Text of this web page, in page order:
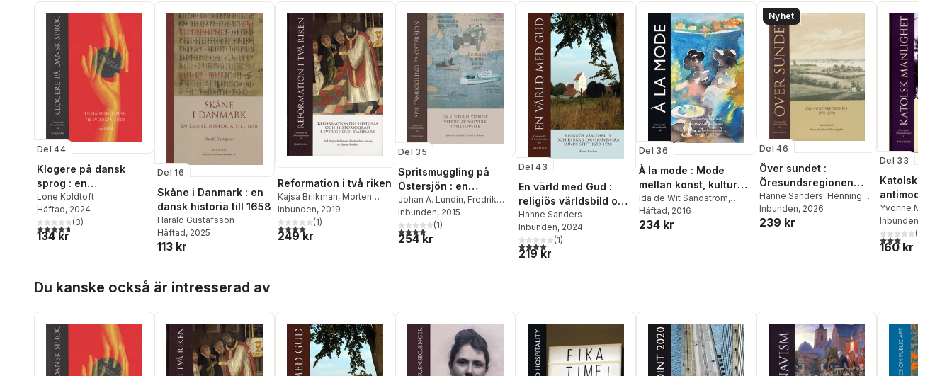
Steiner
Anette Svensson
Olle Widhe
Eva Lilja
Chen Maiping,Eva
Perbrand Magnusson,
Rudolf Rydstedt,Niklas
Schiöler,Lennart Sjögren
Lena Sjöstrand,Göran
Sonnevi, Nina Södergren
Niklas Törnlund,Jan Olov
Del 44
Klogere på dansk
sprog : en
håndsrækning til
svensktalende
Lone Koldtoft
Häftad, 2024
4,7utav 5 stjärnor. Totalt antal röster:
(3)
134 kr
Del 16
Skåne i Danmark : en
dansk historia till 1658
Harald Gustafsson
Häftad, 2025
113 kr
Reformation i två riken
Kajsa Brilkman, Morten
Fink-Jensen,Hanne
Sanders
Inbunden, 2019
4,0utav 5 stjärnor. Totalt antal röster:
(1)
249 kr
Del 35
Spritsmuggling på
Östersjön : en
kulturhistorisk studie
av nätverk i tillblivelse
Johan A. Lundin, Fredrik
Nilsson
Inbunden, 2015
4,0utav 5 stjärnor. Totalt antal röster:
(1)
254 kr
Del 43
En värld med Gud :
religiös världsbild och
kyrka i dansk-svenska
Lunds stift 1650-1720
Hanne Sanders
Inbunden, 2024
4,0utav 5 stjärnor. Totalt antal röster:
(1)
219 kr
Del 36
À la mode : Mode
mellan konst, kultur
och kommers
Ida de Wit Sandström,
Cecilia Fredriksson
Carlgren
McIntyre,Trine Brun
Petersen,Karin
Salomonsson ,Carina
Sjöholm,Else Skjold,Philip
Warkander, Hanna Wittrock
Häftad, 2016
234 kr
Nyhet
Del 46
Över sundet :
Öresundsregionen
1750-2020
Hanne Sanders, Henning
Bro
Inbunden, 2026
239 kr
Del 33
Katolsk
antimoderna
alternativet -
missionärer
lekmän i
Yvonne Maria
Inbunden
3,0utav 5(
160 kr
Du kanske också är intresserad av